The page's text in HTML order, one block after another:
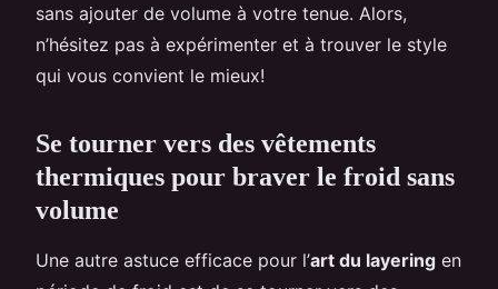
sans ajouter de volume à votre tenue. Alors,
n’hésitez pas à expérimenter et à trouver le style
qui vous convient le mieux!
Se tourner vers des vêtements
thermiques pour braver le froid sans
volume
Une autre astuce efficace pour l’art du layering en